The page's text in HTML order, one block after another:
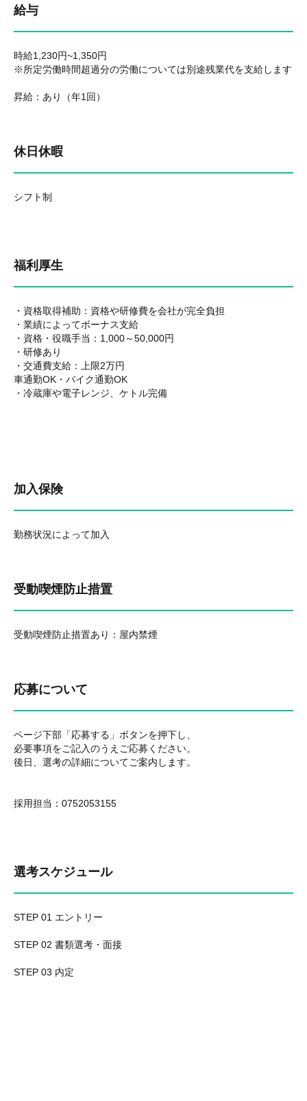
給与
時給1,230円~1,350円
※所定労働時間超過分の労働については別途残業代を支給します
昇給：あり（年1回）
休日休暇
シフト制
福利厚生
・資格取得補助：資格や研修費を会社が完全負担
・業績によってボーナス支給
・資格・役職手当：1,000～50,000円
・研修あり
・交通費支給：上限2万円
車通勤OK・バイク通勤OK
・冷蔵庫や電子レンジ、ケトル完備
加入保険
勤務状況によって加入
受動喫煙防止措置
受動喫煙防止措置あり：屋内禁煙
応募について
ページ下部「応募する」ボタンを押下し、
必要事項をご記入のうえご応募ください。
後日、選考の詳細についてご案内します。
採用担当：0752053155
選考スケジュール
STEP 01 エントリー
STEP 02 書類選考・面接
STEP 03 内定